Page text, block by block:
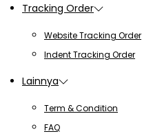
Tracking Order
Website Tracking Order
Indent Tracking Order
Lainnya
Term & Condition
FAQ